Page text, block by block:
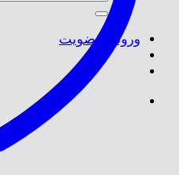
برای:
ورود / عضویت